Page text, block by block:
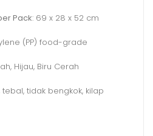
Pack: 69 x 28 x 52 cm
(PP) food-grade
Hijau, Biru Cerah
tidak bengkok, kilap